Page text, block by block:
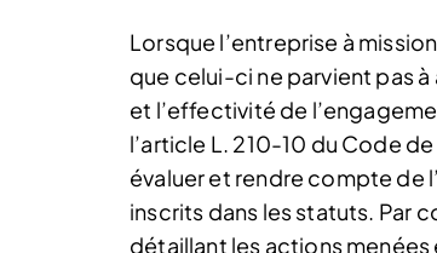
Lorsque l’entreprise à
que celui-ci ne parvient pas
et l’effectivité de
l’article L. 210-10 du Code
évaluer et rendre compte de
inscrits dans les statuts. Par
détaillant les actions